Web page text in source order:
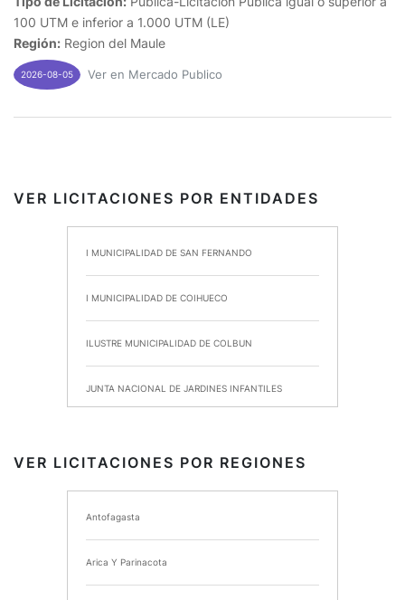
100 UTM e inferior a 1.000 UTM (LE)
Región: Region del Maule
2026-08-05 Ver en Mercado Publico
VER LICITACIONES POR ENTIDADES
I MUNICIPALIDAD DE SAN FERNANDO
I MUNICIPALIDAD DE COIHUECO
ILUSTRE MUNICIPALIDAD DE COLBUN
JUNTA NACIONAL DE JARDINES INFANTILES
I MUNICIPALIDAD DE CHIMBARONGO
INSTITUTO NACIONAL DE DEPORTES DE CHILE
VER LICITACIONES POR REGIONES
Antofagasta
Arica Y Parinacota